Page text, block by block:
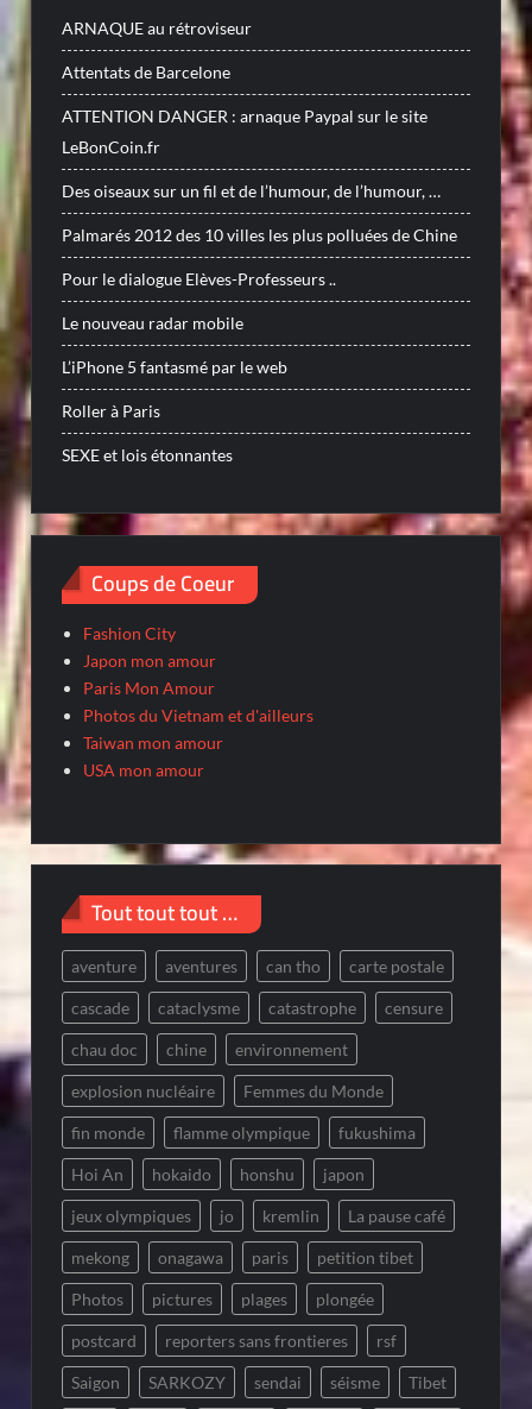
ARNAQUE au rétroviseur
Attentats de Barcelone
ATTENTION DANGER : arnaque Paypal sur le site
LeBonCoin.fr
Des oiseaux sur un fil et de l’humour, de l’humour, …
Palmarés 2012 des 10 villes les plus polluées de Chine
Pour le dialogue Elèves-Professeurs ..
Le nouveau radar mobile
L’iPhone 5 fantasmé par le web
Roller à Paris
SEXE et lois étonnantes
Coups de Coeur
Fashion City
Japon mon amour
Paris Mon Amour
Photos du Vietnam et d'ailleurs
Taiwan mon amour
USA mon amour
Tout tout tout …
aventure aventures can tho carte postale
cascade cataclysme catastrophe censure
chau doc chine environnement
explosion nucléaire Femmes du Monde
fin monde flamme olympique fukushima
Hoi An hokaido honshu japon
jeux olympiques jo kremlin La pause café
mekong onagawa paris petition tibet
Photos pictures plages plongée
postcard reporters sans frontieres rsf
Saigon SARKOZY sendai séisme Tibet